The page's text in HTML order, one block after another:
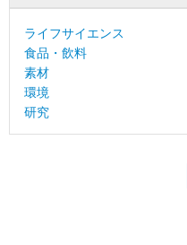
ライフサイエンス
食品・飲料
素材
環境
研究